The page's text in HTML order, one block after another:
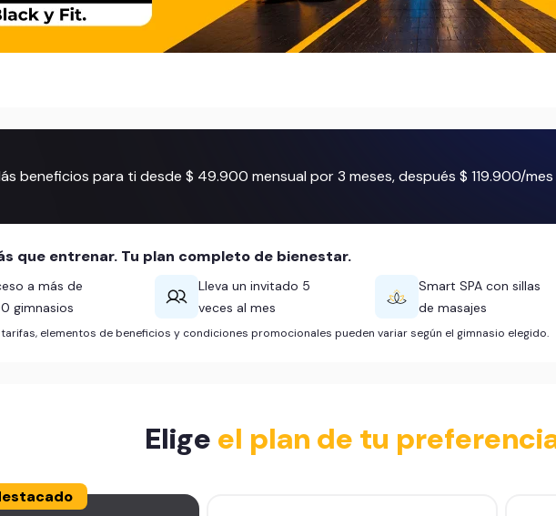
beneficios para ti desde $ 49.900 mensual por 3 meses, después $ 119.900/mes
que entrenar. Tu plan completo de bienestar.
a más de
gimnasios
Lleva un invitado 5
veces al mes
Smart SPA con sillas
de masajes
elementos de beneficios y condiciones promocionales pueden variar según el gimnasio elegido.
Elige el plan de tu